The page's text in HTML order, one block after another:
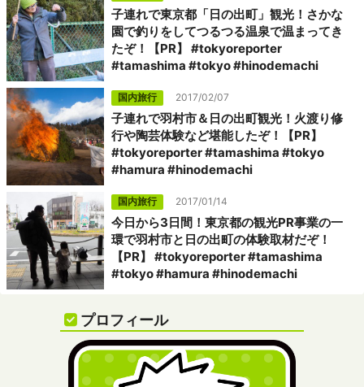
子連れで東京都「日の出町」観光！さかな
園で釣りをしてつるつる温泉で温まってき
たぞ！【PR】 #tokyoreporter
#tamashima #tokyo #hinodemachi
国内旅行 2017/02/07
子連れで羽村市＆日の出町観光！火渡り修
行や陶芸体験など堪能したぞ！【PR】
#tokyoreporter #tamashima #tokyo
#hamura #hinodemachi
国内旅行 2017/01/14
今日から3日間！東京都の観光PR事業の一
環で羽村市と日の出町の体験取材だぞ！
【PR】 #tokyoreporter #tamashima
#tokyo #hamura #hinodemachi
プロフィール